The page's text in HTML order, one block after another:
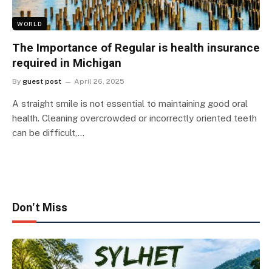
WORLD
The Importance of Regular is health insurance
required in Michigan
By guest post April 26, 2025
A straight smile is not essential to maintaining good oral
health. Cleaning overcrowded or incorrectly oriented teeth
can be difficult,…
Don't Miss